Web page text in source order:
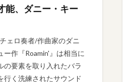
能、ダニー・キー
ェロ奏者/作曲家のダニ
作『Roamin'』は相当に
の要素を取り入れたバラ
行く洗練されたサウンド